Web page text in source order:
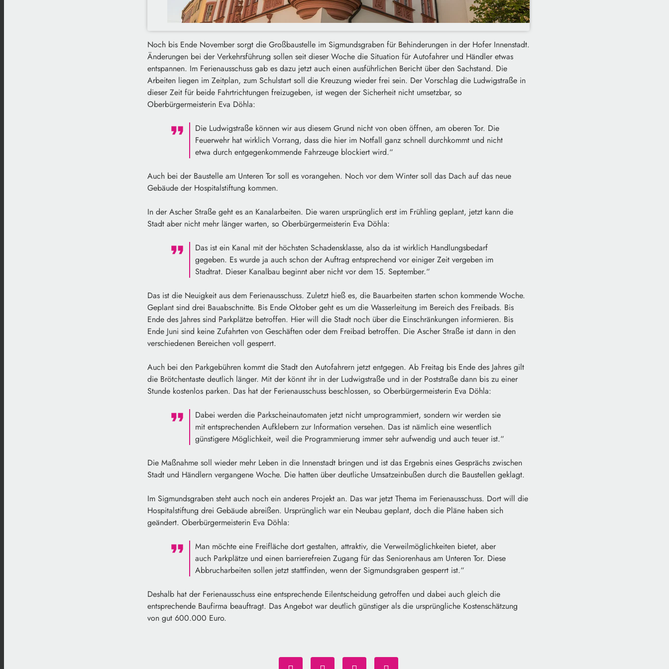
Noch bis Ende November sorgt die Großbaustelle im Sigmundsgraben für Behinderungen in der Hofer Innenstadt.
Änderungen bei der Verkehrsführung sollen seit dieser Woche die Situation für Autofahrer und Händler etwas
entspannen. Im Ferienausschuss gab es dazu jetzt auch einen ausführlichen Bericht über den Sachstand. Die
Arbeiten liegen im Zeitplan, zum Schulstart soll die Kreuzung wieder frei sein. Der Vorschlag die Ludwigstraße in
dieser Zeit für beide Fahrtrichtungen freizugeben, ist wegen der Sicherheit nicht umsetzbar, so
Oberbürgermeisterin Eva Döhla:
Die Ludwigstraße können wir aus diesem Grund nicht von oben öffnen, am oberen Tor. Die
Feuerwehr hat wirklich Vorrang, dass die hier im Notfall ganz schnell durchkommt und nicht
etwa durch entgegenkommende Fahrzeuge blockiert wird.“
Auch bei der Baustelle am Unteren Tor soll es vorangehen. Noch vor dem Winter soll das Dach auf das neue
Gebäude der Hospitalstiftung kommen.
In der Ascher Straße geht es an Kanalarbeiten. Die waren ursprünglich erst im Frühling geplant, jetzt kann die
Stadt aber nicht mehr länger warten, so Oberbürgermeisterin Eva Döhla:
Das ist ein Kanal mit der höchsten Schadensklasse, also da ist wirklich Handlungsbedarf
gegeben. Es wurde ja auch schon der Auftrag entsprechend vor einiger Zeit vergeben im
Stadtrat. Dieser Kanalbau beginnt aber nicht vor dem 15. September.“
Das ist die Neuigkeit aus dem Ferienausschuss. Zuletzt hieß es, die Bauarbeiten starten schon kommende Woche.
Geplant sind drei Bauabschnitte. Bis Ende Oktober geht es um die Wasserleitung im Bereich des Freibads. Bis
Ende des Jahres sind Parkplätze betroffen. Hier will die Stadt noch über die Einschränkungen informieren. Bis
Ende Juni sind keine Zufahrten von Geschäften oder dem Freibad betroffen. Die Ascher Straße ist dann in den
verschiedenen Bereichen voll gesperrt.
Auch bei den Parkgebühren kommt die Stadt den Autofahrern jetzt entgegen. Ab Freitag bis Ende des Jahres gilt
die Brötchentaste deutlich länger. Mit der könnt ihr in der Ludwigstraße und in der Poststraße dann bis zu einer
Stunde kostenlos parken. Das hat der Ferienausschuss beschlossen, so Oberbürgermeisterin Eva Döhla:
Dabei werden die Parkscheinautomaten jetzt nicht umprogrammiert, sondern wir werden sie
mit entsprechenden Aufklebern zur Information versehen. Das ist nämlich eine wesentlich
günstigere Möglichkeit, weil die Programmierung immer sehr aufwendig und auch teuer ist.“
Die Maßnahme soll wieder mehr Leben in die Innenstadt bringen und ist das Ergebnis eines Gesprächs zwischen
Stadt und Händlern vergangene Woche. Die hatten über deutliche Umsatzeinbußen durch die Baustellen geklagt.
Im Sigmundsgraben steht auch noch ein anderes Projekt an. Das war jetzt Thema im Ferienausschuss. Dort will die
Hospitalstiftung drei Gebäude abreißen. Ursprünglich war ein Neubau geplant, doch die Pläne haben sich
geändert. Oberbürgermeisterin Eva Döhla:
Man möchte eine Freifläche dort gestalten, attraktiv, die Verweilmöglichkeiten bietet, aber
auch Parkplätze und einen barrierefreien Zugang für das Seniorenhaus am Unteren Tor. Diese
Abbrucharbeiten sollen jetzt stattfinden, wenn der Sigmundsgraben gesperrt ist.“
Deshalb hat der Ferienausschuss eine entsprechende Eilentscheidung getroffen und dabei auch gleich die
entsprechende Baufirma beauftragt. Das Angebot war deutlich günstiger als die ursprüngliche Kostenschätzung
von gut 600.000 Euro.